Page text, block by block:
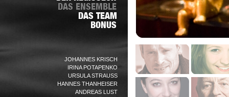
JOHANNES KRISCH
IRINA POTAPENKO
URSULA STRAUSS
HANNES THANHEISER
ANDREAS LUST